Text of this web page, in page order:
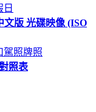
文版 光碟映像 (ISO
駕照牌照
照表